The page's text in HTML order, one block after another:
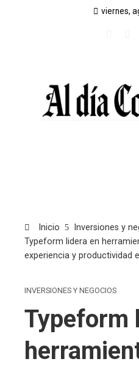
viernes,
Inicio
Inversiones y
Typeform lidera en
experiencia y productividad
INVERSIONES Y NEGOCIOS
Typeform